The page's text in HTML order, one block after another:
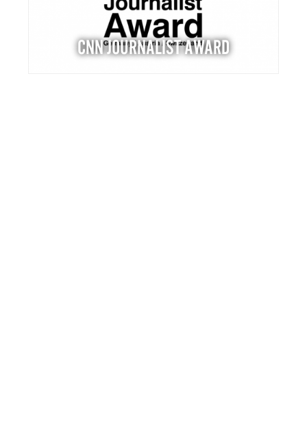
CNN JOURNALIST AWARD